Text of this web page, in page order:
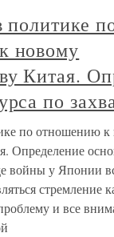
новому
Китая.
по
по отношению к
Определение
войны у Японии
стремление
и все